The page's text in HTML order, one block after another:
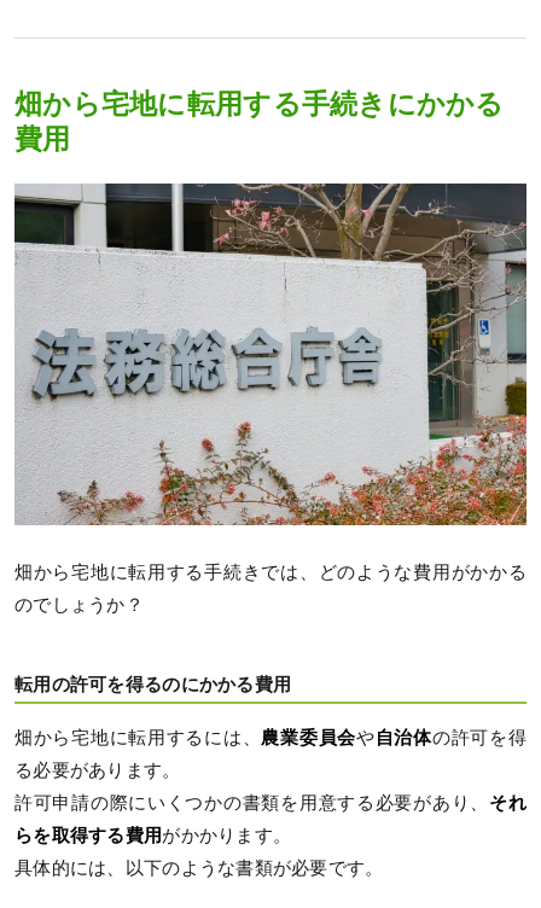
畑から宅地に転用する手続きにかかる
費用
畑から宅地に転用する手続きでは、どのような費用がかかる
のでしょうか？
転用の許可を得るのにかかる費用
畑から宅地に転用するには、 農業委員会や自治体の許可を得
る必要があります。
許可申請の際にいくつかの書類を用意する必要があり、 それ
らを取得する費用がかかります。
具体的には、以下のような書類が必要です。